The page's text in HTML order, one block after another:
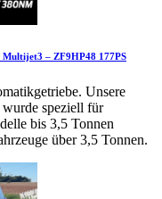
– ZF9HP48 177PS
Unsere
speziell für
bis 3,5 Tonnen
über 3,5 Tonnen.